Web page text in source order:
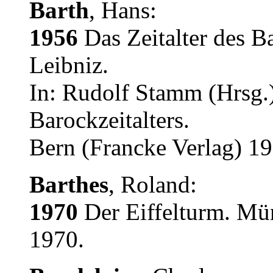
Barth, Hans:
1956 Das Zeitalter des
Leibniz.
In: Rudolf Stamm
Barockzeitalters.
Bern (Francke Verlag)
Barthes, Roland:
1970 Der Eiffelturm.
1970.